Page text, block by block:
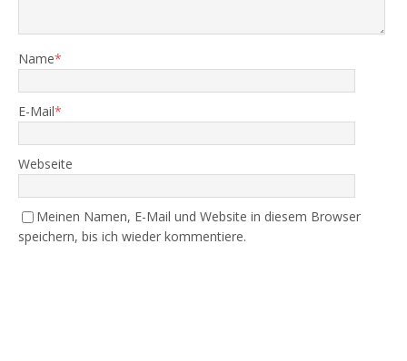
Name*
E-Mail*
Webseite
Meinen Namen, E-Mail und Website in diesem Browser
speichern, bis ich wieder kommentiere.